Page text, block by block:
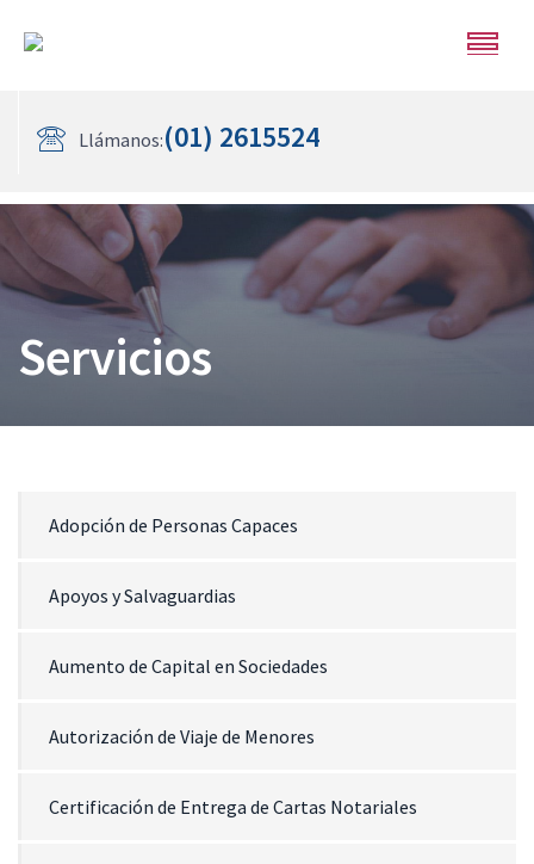
Llámanos:(01) 2615524
Servicios
Adopción de Personas Capaces
Apoyos y Salvaguardias
Aumento de Capital en Sociedades
Autorización de Viaje de Menores
Certificación de Entrega de Cartas Notariales